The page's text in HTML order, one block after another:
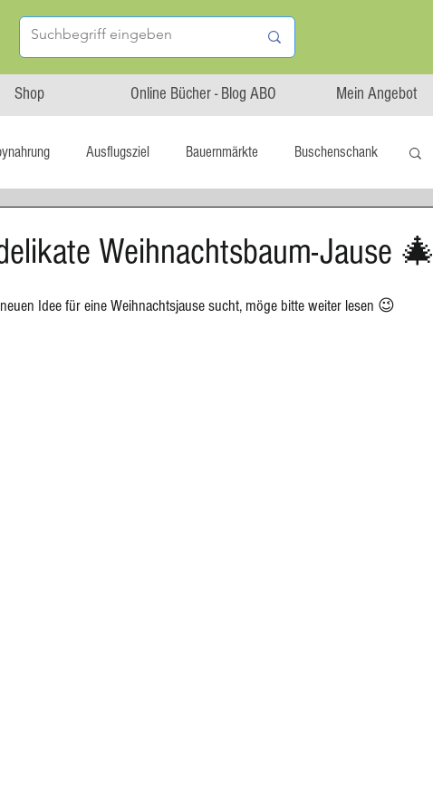
Shop Online Bücher - Blog ABO Mein Angebot
Ausflugsziel Bauernmärkte Buschenschank
statt global Startup Asiatische Küche Aufstrich
Weihnachtsbaum-Jause 🎄
Idee für eine Weihnachtsjause sucht, möge bitte weiter lesen 😉